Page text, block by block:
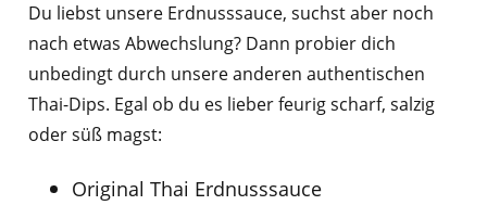
Du liebst unsere Erdnusssauce, suchst aber noch
nach etwas Abwechslung? Dann probier dich
unbedingt durch unsere anderen authentischen
Thai-Dips. Egal ob du es lieber feurig scharf, salzig
oder süß magst:
Original Thai Erdnusssauce